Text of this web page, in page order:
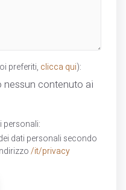
preferiti, clicca qui):
contenuto ai
personali:
dati personali secondo
/it/privacy